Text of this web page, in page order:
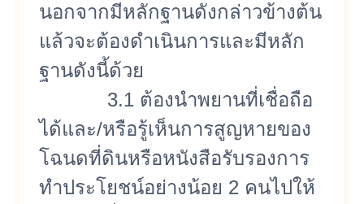
นอกจากมีหลักฐานดังกล่าวข้างต้น
แล้วจะต้องดำเนินการและมีหลัก
ฐานดังนี้ด้วย
3.1 ต้องนำพยานที่เชื่อถือ
ได้และ/หรือรู้เห็นการสูญหายของ
โฉนดที่ดินหรือหนังสือรับรองการ
ทำประโยชน์อย่างน้อย 2 คนไปให้